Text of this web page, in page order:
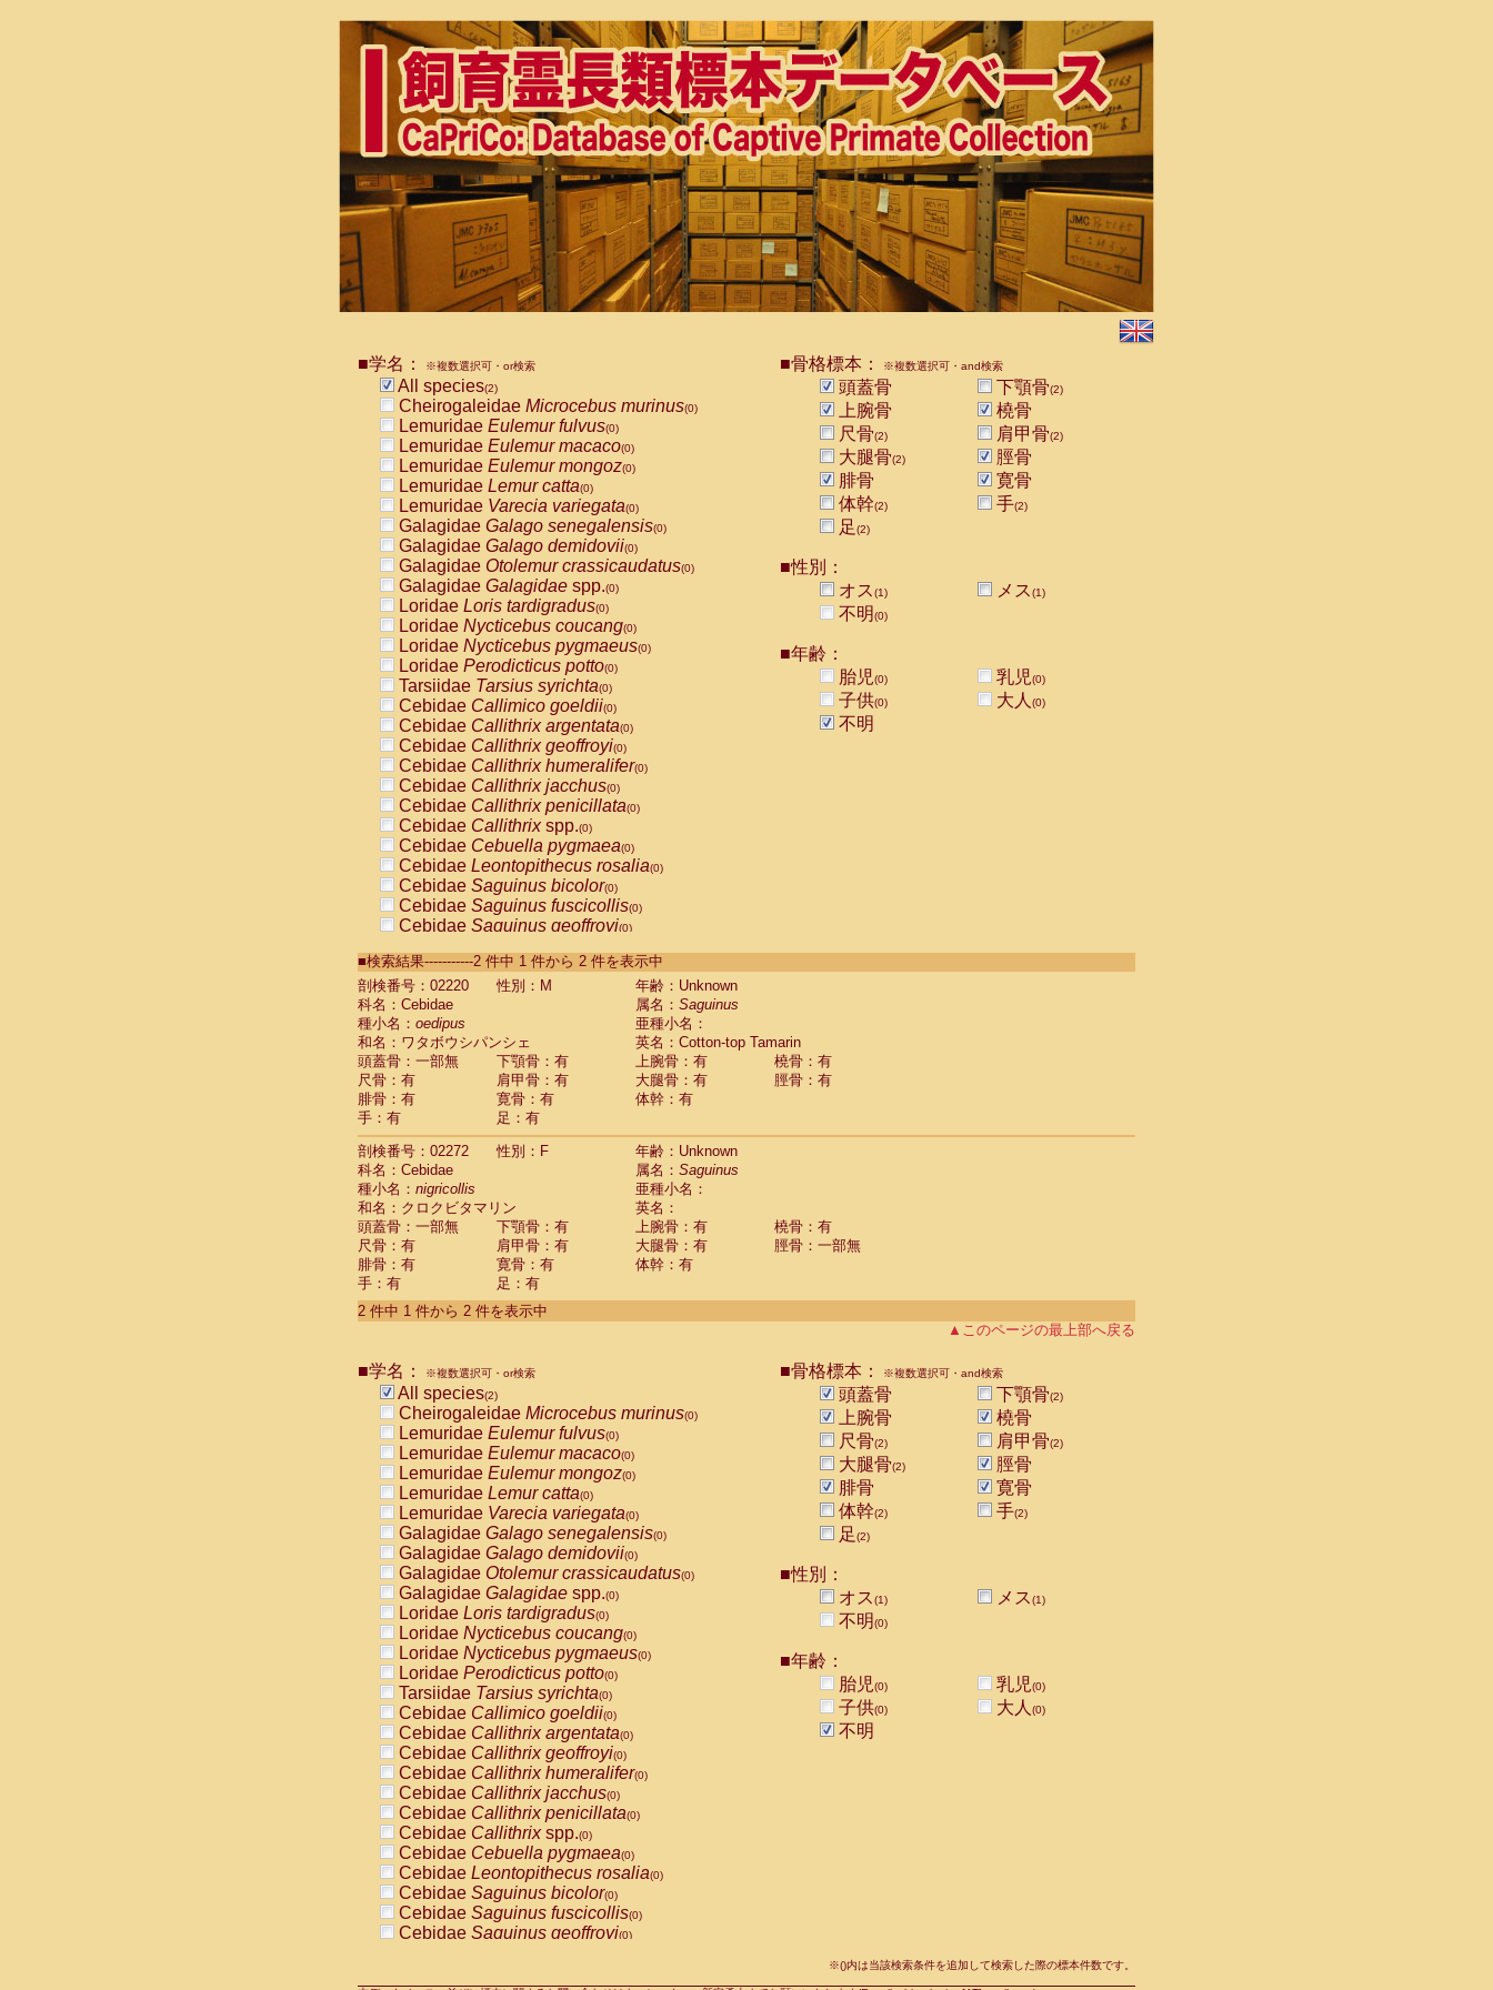
■学名： ※複数選択可・or検索
All species(2)
Cheirogaleidae Microcebus murinus(0)
Lemuridae Eulemur fulvus(0)
Lemuridae Eulemur macaco(0)
Lemuridae Eulemur mongoz(0)
Lemuridae Lemur catta(0)
Lemuridae Varecia variegata(0)
Galagidae Galago senegalensis(0)
Galagidae Galago demidovii(0)
Galagidae Otolemur crassicaudatus(0)
Galagidae Galagidae spp.(0)
Loridae Loris tardigradus(0)
Loridae Nycticebus coucang(0)
Loridae Nycticebus pygmaeus(0)
Loridae Perodicticus potto(0)
Tarsiidae Tarsius syrichta(0)
Cebidae Callimico goeldii(0)
Cebidae Callithrix argentata(0)
Cebidae Callithrix geoffroyi(0)
Cebidae Callithrix humeralifer(0)
Cebidae Callithrix jacchus(0)
Cebidae Callithrix penicillata(0)
Cebidae Callithrixspp.(0)
Cebidae Cebuella pygmaea(0)
Cebidae Leontopithecus rosalia(0)
Cebidae Saguinus bicolor(0)
Cebidae Saguinus fuscicollis(0)
Cebidae Saguinus geoffroyi(0)
CebidaeSaguinus labiatus(0)
Cebidae Saguinus leucopus (0)
Cebidae
Cebidae
CebidaeSaguinus nigricollis (1)
Cebidae Saguinus oedipus
Cebidae Saguinus weddelli
Cebidae Saguinusspp.
Cebidae Aotus trivirgatus
Cebidae Cebus albifrons
Cebidae
CebidaeCebus capucinus
CebidaeCebus nigrivittatus
Cebidae Cebusspp.(0)
Cebidae Saimiri boliviensis
Cebidae Saimiri sciureus
Atelidae Alouatta caraya
AtelidaeAlouatta fusca
AtelidaeAlouatta seniculus
AtelidaeAteles belzebuth
AtelidaeAteles geoffroyi
AtelidaeAteles paniscus(0)
AtelidaeAtelesspp. (0)
AtelidaeLagothrix lagothricha
AtelidaeLagothrix lagothricha cana
PitheciidaeCacajao calvus rubicundus
PitheciidaeCallicebus cupreus
PitheciidaeCallicebus donacophilus
PitheciidaeCallicebus moloch
PitheciidaeCallicebus torquatus(0)
PitheciidaeCallicebusspp.
PitheciidaeChiropotes satanas
PitheciidaePithecia monachus
PitheciidaePithecia pithecia (0)
CercopithecidaeCercocebus agilis
CercopithecidaeCercocebus galeritus chrysogaster
CercopithecidaeCercocebus torquatus atys
CercopithecidaeCercocebus torquatus lunulatus
CercopithecidaeCercocebus torquatus torquatus
CercopithecidaeCercocebushybrid
CercopithecidaeCercocebusspp.
CercopithecidaeLophocebus albigena
CercopithecidaePapio anubis
CercopithecidaePapio cynocephalus
CercopithecidaePapio hamadryas
CercopithecidaePapio papio
CercopithecidaePapiospp.(0)
CercopithecidaeMandrillus leucophaeus
CercopithecidaeMandrillus sphinx
CercopithecidaeMacaca arctoides(0)
■骨格標本： ※複数選択可・and検索
頭蓋骨 下顎骨(2)
上腕骨
橈骨
尺骨(2) 肩甲骨(2)
大腿骨(2)
脛骨
腓骨
寛骨
体幹(2) 手(2)
足(2)
■性別：
オス(1) メス(1)
不明(0)
■年齢：
胎児(0) 乳児(0)
子供(0) 大人 (0)
不明
■検索結果-----------2 件中 1 件から 2 件を表示中
剖検番号：02220
性別：M
年齢：Unknown
科名：Cebidae
属名： Saguinus
種小名： oedipus
亜種小名：
和名：ワタボウシパンシェ
英名：Cotton-top Tamarin
頭蓋骨：一部無
下顎骨：有 上腕骨：有
橈骨：有
尺骨：有
肩甲骨：有 大腿骨：有
脛骨：有
腓骨：有
寛骨：有
体幹：有
手：有
足：有
剖検番号：02272
性別：F
年齢：Unknown
科名：Cebidae
属名： Saguinus
種小名： nigricollis
亜種小名：
和名：クロクビタマリン
英名：
頭蓋骨：一部無
下顎骨：有 上腕骨：有
橈骨：有
尺骨：有
肩甲骨：有 大腿骨：有
脛骨：一部無
腓骨：有
寛骨：有
体幹：有
手：有
足：有
2 件中 1 件から 2 件を表示中
▲このページの最上部へ戻る
■学名： ※複数選択可・or検索
All species(2)
Cheirogaleidae Microcebus murinus(0)
Lemuridae Eulemur fulvus(0)
Lemuridae Eulemur macaco(0)
Lemuridae Eulemur mongoz(0)
Lemuridae Lemur catta(0)
Lemuridae Varecia variegata(0)
Galagidae Galago senegalensis(0)
Galagidae Galago demidovii(0)
Galagidae Otolemur crassicaudatus(0)
Galagidae Galagidae spp.(0)
Loridae Loris tardigradus(0)
Loridae Nycticebus coucang(0)
Loridae Nycticebus pygmaeus(0)
Loridae Perodicticus potto(0)
Tarsiidae Tarsius syrichta(0)
Cebidae Callimico goeldii(0)
Cebidae Callithrix argentata(0)
Cebidae Callithrix geoffroyi(0)
Cebidae Callithrix humeralifer(0)
Cebidae Callithrix jacchus(0)
Cebidae Callithrix penicillata(0)
Cebidae Callithrixspp.(0)
Cebidae Cebuella pygmaea(0)
Cebidae Leontopithecus rosalia(0)
Cebidae Saguinus bicolor(0)
Cebidae Saguinus fuscicollis(0)
Cebidae Saguinus geoffroyi(0)
■骨格標本： ※複数選択可・and検索
頭蓋骨 下顎骨(2)
上腕骨
橈骨
尺骨(2) 肩甲骨(2)
大腿骨(2)
脛骨
腓骨
寛骨
体幹(2) 手(2)
足(2)
■性別：
オス(1) メス(1)
不明(0)
■年齢：
胎児(0) 乳児(0)
子供(0) 大人 (0)
不明
※()内は当該検索条件を追加して検索した際の標本件数です。